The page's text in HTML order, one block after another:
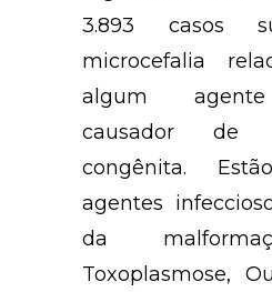
3.893 casos
microcefalia
algum
causador de
congênita.
agentes
da
Toxoplasmose,